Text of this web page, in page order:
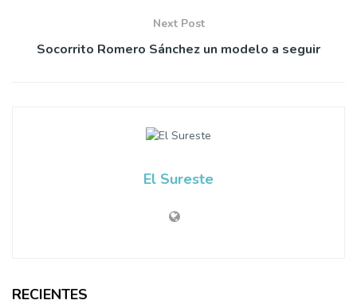
Next Post
Socorrito Romero Sánchez un modelo a seguir
El Sureste
RECIENTES